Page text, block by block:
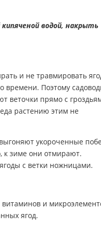
водой, накрыть
и не травмировать
времени. Поэтому
веточки прямо с
растению этим не
укороченные
к зиме они отмирают.
с ветки ножницами.
и
ягод.